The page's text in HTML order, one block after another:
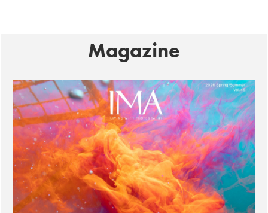
Magazine